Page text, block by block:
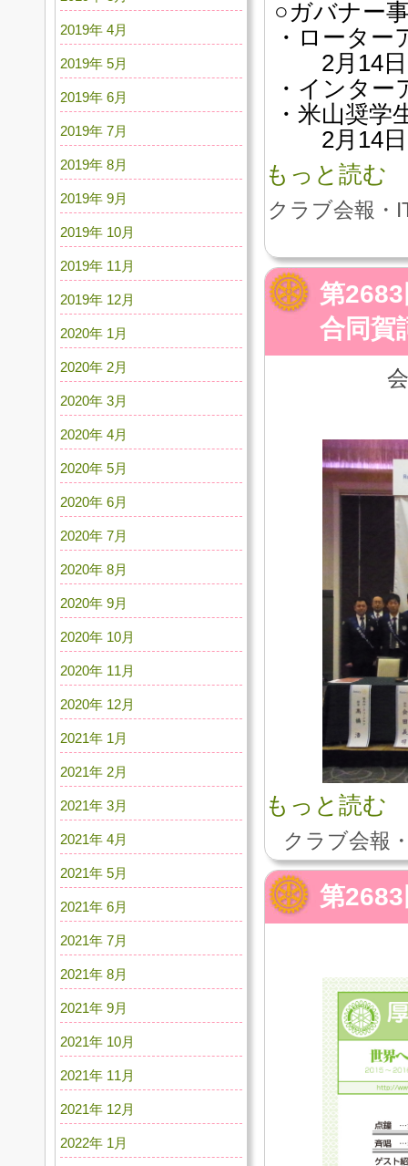
○ガバナー
・ロータ
2月14日
・インタ
・米山奨学
2月14日
もっと読む
クラブ会報・
第
合同賀
もっと読む
クラブ会報
第
2019年 4月
2019年 5月
2019年 6月
2019年 7月
2019年 8月
2019年 9月
2019年 10月
2019年 11月
2019年 12月
2020年 1月
2020年 2月
2020年 3月
2020年 4月
2020年 5月
2020年 6月
2020年 7月
2020年 8月
2020年 9月
2020年 10月
2020年 11月
2020年 12月
2021年 1月
2021年 2月
2021年 3月
2021年 4月
2021年 5月
2021年 6月
2021年 7月
2021年 8月
2021年 9月
2021年 10月
2021年 11月
2021年 12月
2022年 1月